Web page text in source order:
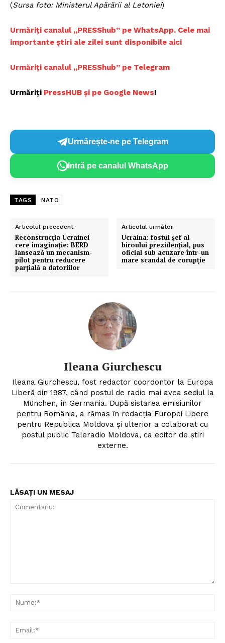
(Sursa foto: Ministerul Apărării al Letoniei)
Urmăriți canalul „PRESShub” pe WhatsApp. Cele mai
importante știri ale zilei sunt disponibile aici
Urmăriți canalul „PRESShub” pe Telegram
Urmăriți PressHUB și pe Google News!
Urmărește-ne pe Telegram
Intră pe canalul WhatsApp
TAGS NATO
Articolul precedent
Reconstrucția Ucrainei
cere imaginație: BERD
lansează un mecanism-
pilot pentru reducere
parțială a datoriilor
Articolul următor
Ucraina: fostul șef al
biroului prezidențial, pus
oficial sub acuzare într-un
mare scandal de corupție
Ileana Giurchescu
Ileana Giurchescu, fost redactor coordontor la Europa
Liberă din 1987, când postul de radio mai avea sediul la
München, în Germania. După sistarea emisiunilor
pentru România, a rămas în redacția Europei Libere
pentru Republica Moldova și ulterior a colaborat cu
postul public Teleradio Moldova, ca editor de știri
externe.
LĂSAȚI UN MESAJ